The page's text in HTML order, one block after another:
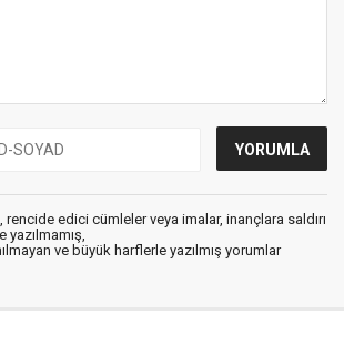
rencide edici cümleler veya imalar, inançlara saldırı
yazılmamış,
ve büyük harflerle yazılmış yorumlar